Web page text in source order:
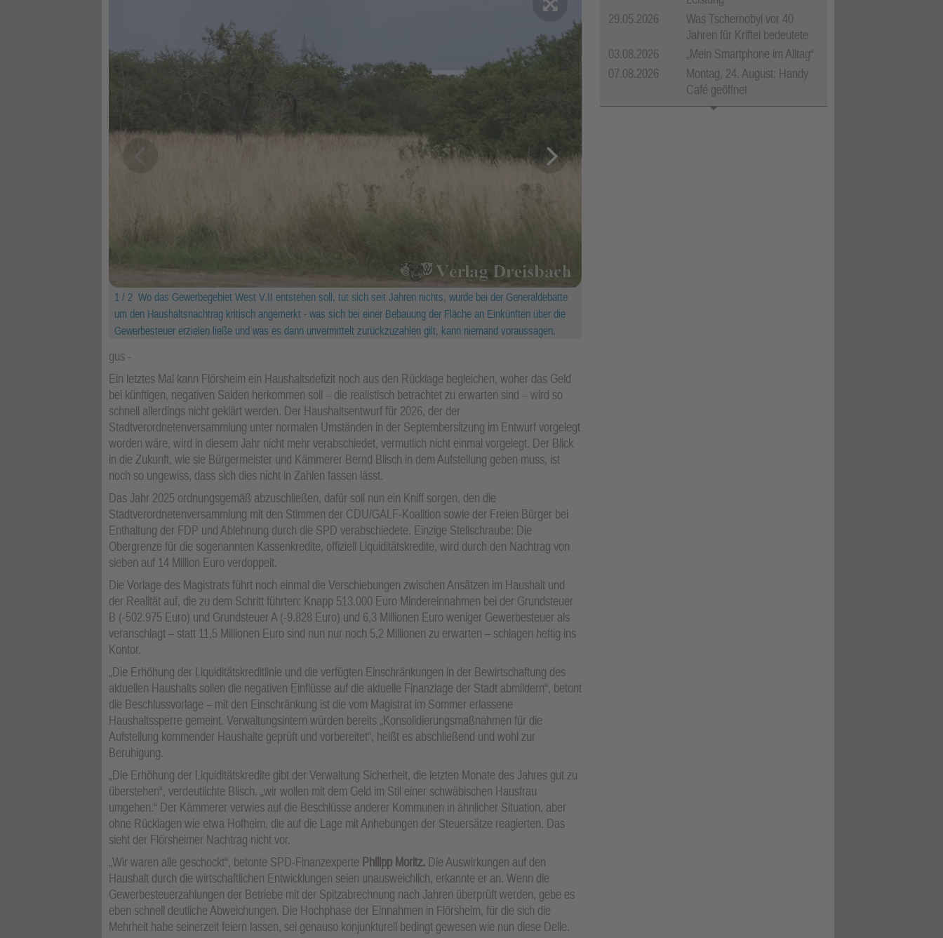
1 / 2 Wo das Gewerbegebiet West V.II entstehen soll, tut sich seit Jahren nichts, wurde bei der Generaldebatte
um den Haushaltsnachtrag kritisch angemerkt - was sich bei einer Bebauung der Fläche an Einkünften über die
Gewerbesteuer erzielen ließe und was es dann unvermittelt zurückzuzahlen gilt, kann niemand voraussagen.
gus
Ein letztes Mal kann Flörsheim ein Haushaltsdefizit noch aus den Rücklage begleichen, woher das Geld
bei künftigen, negativen Salden herkommen soll – die realistisch betrachtet zu erwarten sind – wird so
schnell allerdings nicht geklärt werden. Der Haushaltsentwurf für 2026, der der
Stadtverordnetenversammlung unter normalen Umständen in der Septembersitzung im Entwurf vorgelegt
worden wäre, wird in diesem Jahr nicht mehr verabschiedet, vermutlich nicht einmal vorgelegt. Der Blick
in die Zukunft, wie sie Bürgermeister und Kämmerer Bernd Blisch in dem Aufstellung geben muss, ist
noch so ungewiss, dass sich dies nicht in Zahlen fassen lässt.
Das Jahr 2025 ordnungsgemäß abzuschließen, dafür soll nun ein Kniff sorgen, den die
Stadtverordnetenversammlung mit den Stimmen der CDU/GALF-Koalition sowie der Freien Bürger bei
Enthaltung der FDP und Ablehnung durch die SPD verabschiedete. Einzige Stellschraube: Die
Obergrenze für die sogenannten Kassenkredite, offiziell Liquiditätskredite, wird durch den Nachtrag von
sieben auf 14 Million Euro verdoppelt.
Die Vorlage des Magistrats führt noch einmal die Verschiebungen zwischen Ansätzen im Haushalt und
der Realität auf, die zu dem Schritt führten: Knapp 513.000 Euro Mindereinnahmen bei der Grundsteuer
B (-502.975 Euro) und Grundsteuer A (-9.828 Euro) und 6,3 Millionen Euro weniger Gewerbesteuer als
veranschlagt – statt 11,5 Millionen Euro sind nun nur noch 5,2 Millionen zu erwarten – schlagen heftig ins
Kontor.
„Die Erhöhung der Liquiditätskreditlinie und die verfügten Einschränkungen in der Bewirtschaftung des
aktuellen Haushalts sollen die negativen Einflüsse auf die aktuelle Finanzlage der Stadt abmildern“, betont
die Beschlussvorlage – mit den Einschränkung ist die vom Magistrat im Sommer erlassene
Haushaltssperre gemeint. Verwaltungsintern würden bereits „Konsolidierungsmaßnahmen für die
Aufstellung kommender Haushalte geprüft und vorbereitet“, heißt es abschließend und wohl zur
Beruhigung.
„Die Erhöhung der Liquiditätskredite gibt der Verwaltung Sicherheit, die letzten Monate des Jahres gut zu
überstehen“, verdeutlichte Blisch. „wir wollen mit dem Geld im Stil einer schwäbischen Hausfrau
umgehen.“ Der Kämmerer verwies auf die Beschlüsse anderer Kommunen in ähnlicher Situation, aber
ohne Rücklagen wie etwa Hofheim, die auf die Lage mit Anhebungen der Steuersätze reagierten. Das
sieht der Flörsheimer Nachtrag nicht vor.
„Wir waren alle geschockt“, betonte SPD-Finanzexperte Philipp Moritz. Die Auswirkungen auf den
Haushalt durch die wirtschaftlichen Entwicklungen seien unausweichlich, erkannte er an. Wenn die
Gewerbesteuerzahlungen der Betriebe mit der Spitzabrechnung nach Jahren überprüft werden, gebe es
eben schnell deutliche Abweichungen. Die Hochphase der Einnahmen in Flörsheim, für die sich die
Mehrheit habe seinerzeit feiern lassen, sei genauso konjunkturell bedingt gewesen wie nun diese Delle.
29.05.2026
Was Tschernobyl vor 40
Jahren für Kriftel bedeutete
03.08.2026
„Mein Smartphone im Alltag“
07.08.2026
Montag, 24. August: Handy
Café geöffnet